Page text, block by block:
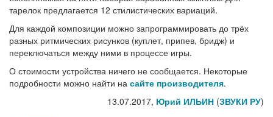
тарелок предлагается 12 стилистических вариаций.
Для каждой композиции можно запрограммировать до трёх
разных ритмических рисунков (куплет, припев, бридж) и
переключаться между ними в процессе игры.
О стоимости устройства ничего не сообщается. Некоторые
подробности можно найти на сайте производителя.
13.07.2017, Юрий ИЛЬИН (ЗВУКИ РУ)